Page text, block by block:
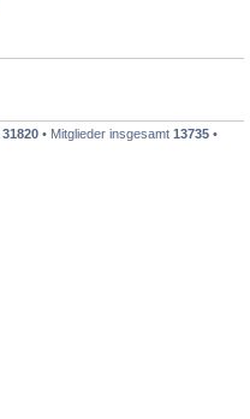
31820 • Mitglieder insgesamt 13735 •